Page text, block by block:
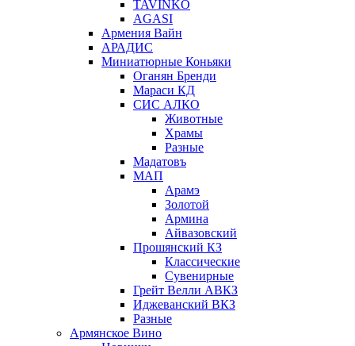
TAVINKO
AGASI
Армения Вайн
АРАДИС
Миниатюрные Коньяки
Оганян Бренди
Мараси КД
СИС АЛКО
Животные
Храмы
Разные
Мадатовъ
МАП
Арамэ
Золотой
Армина
Айвазовский
Прошянский КЗ
Классические
Сувенирные
Грейт Велли АВКЗ
Иджеванский ВКЗ
Разные
Армянское Вино